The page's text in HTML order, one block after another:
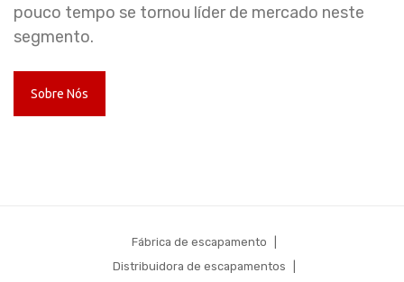
pouco tempo se tornou líder de mercado neste
segmento.
Sobre Nós
Fábrica de escapamento
Distribuidora de escapamentos